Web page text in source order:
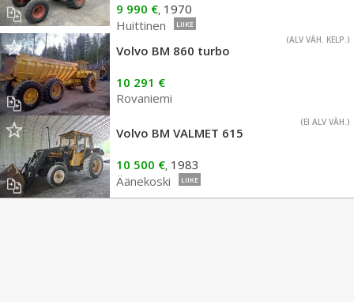
9 990 €, 1970
Huittinen
LIIKE
(ALV VÄH. KELP.)
Volvo BM 860 turbo
10 291 €
Rovaniemi
(EI ALV VÄH.)
Volvo BM VALMET 615
10 500 €, 1983
Äänekoski
LIIKE